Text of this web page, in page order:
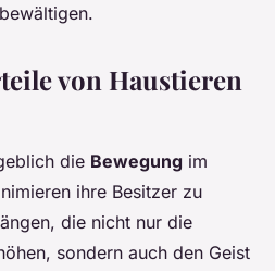
von Haustieren
die Bewegung im
ihre Besitzer zu
die nicht nur die
sondern auch den Geist